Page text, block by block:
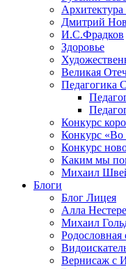
Архитектура
Дмитрий
И.С.Фрадков
Здоровье
Великая
Педагогика
Конкурс
Конкурс «Во
Конкурс
Каким мы
Михаил
Блоги
Блог Лицея
Алла
Михаил
Вернисаж с